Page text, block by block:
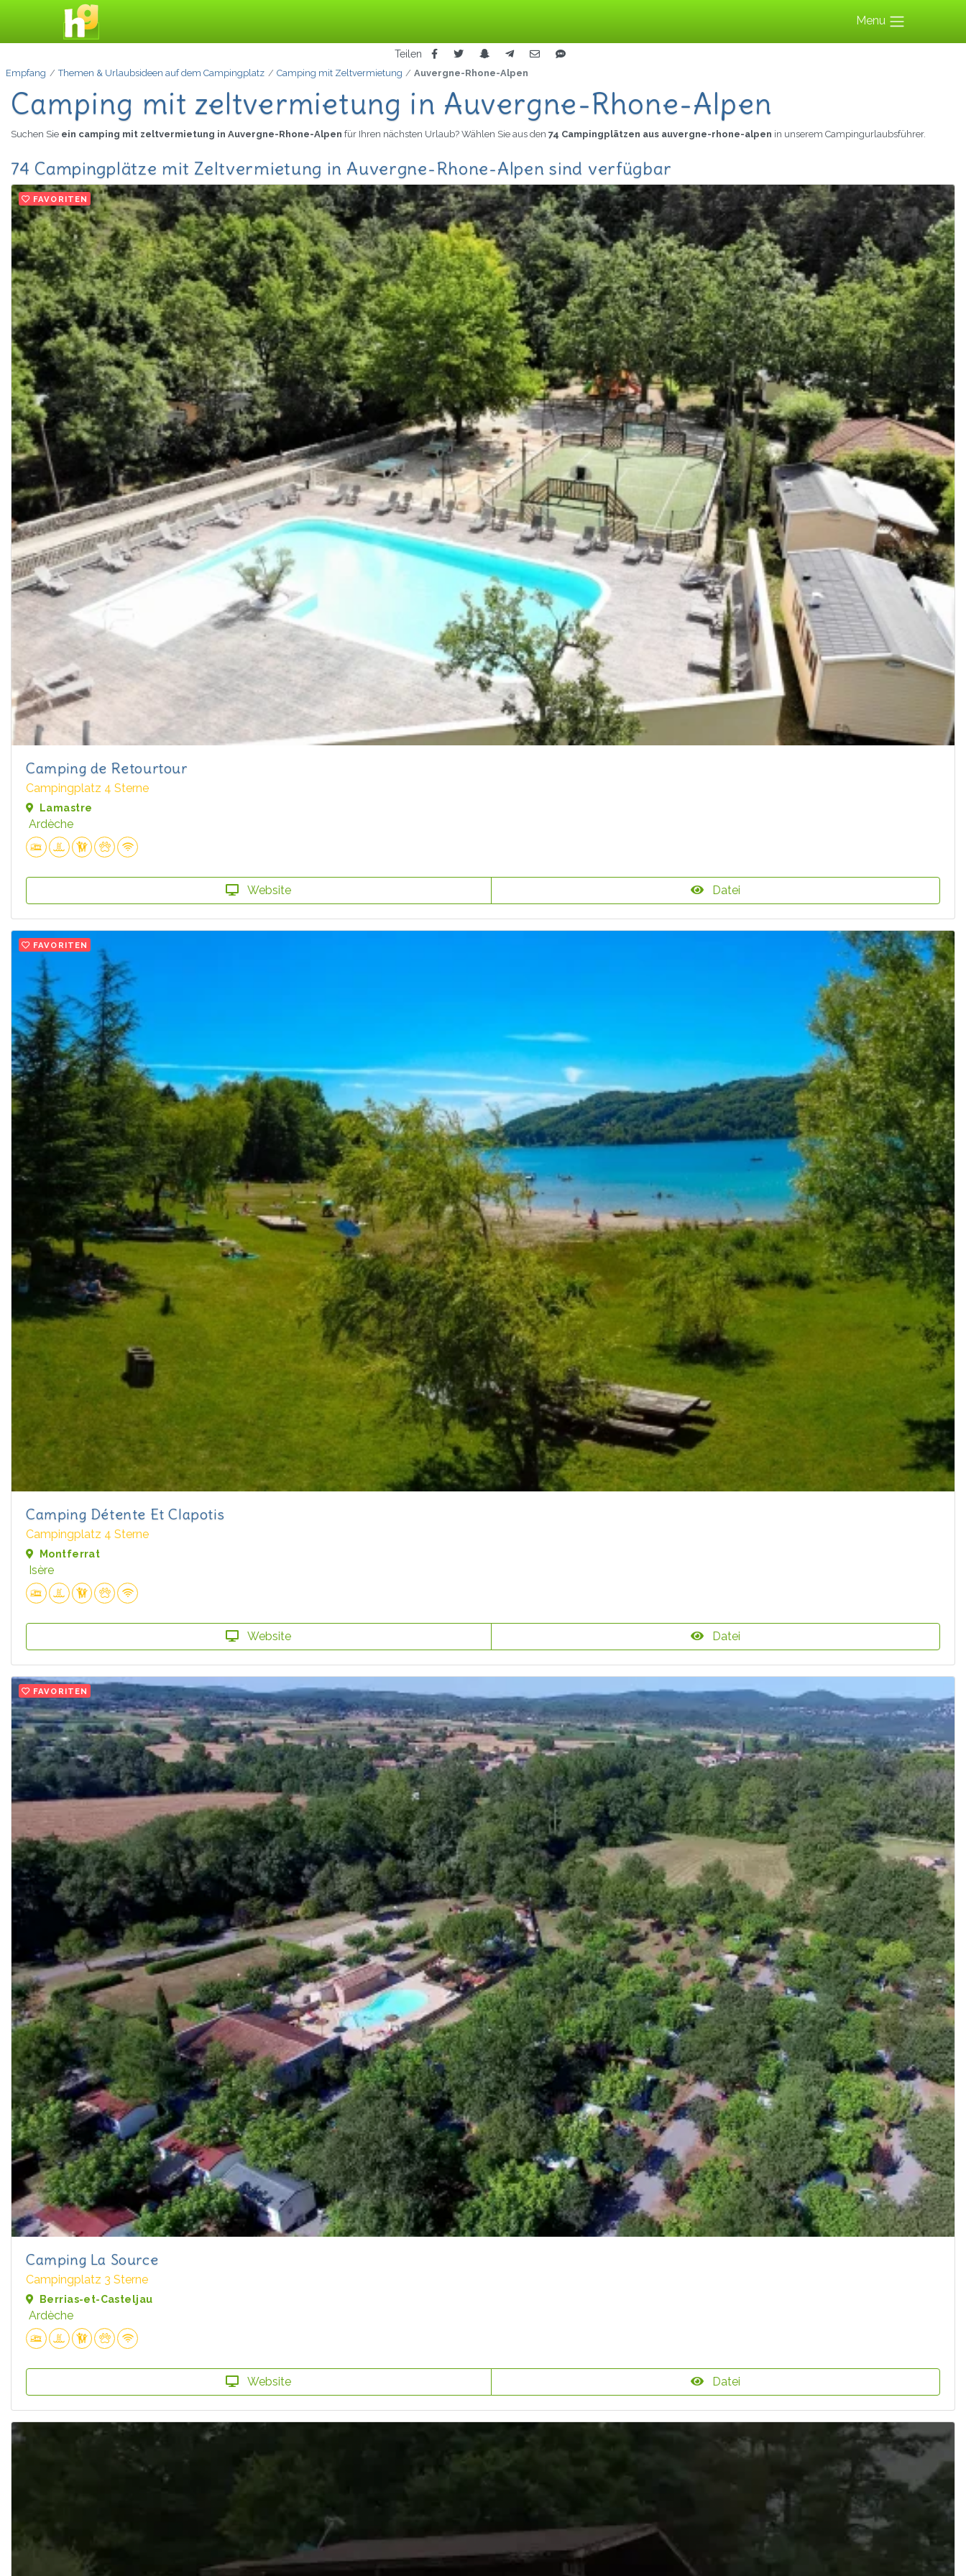
Menu
Teilen
Empfang Themen & Urlaubsideen auf dem Campingplatz Camping mit Zeltvermietung Auvergne-Rhone-Alpen
Camping mit zeltvermietung in Auvergne-Rhone-Alpen
Suchen Sie ein camping mit zeltvermietung in Auvergne-Rhone-Alpen für Ihren nächsten Urlaub? Wählen Sie aus den 74 Campingplätzen aus auvergne-rhone-alpen in unserem Campingurlaubsführer.
74 Campingplätze mit Zeltvermietung in Auvergne-Rhone-Alpen sind verfügbar
FAVORITEN
Camping de Retourtour
Campingplatz 4 Sterne
Lamastre
Ardèche
Website Datei
FAVORITEN
Camping Détente Et Clapotis
Campingplatz 4 Sterne
Montferrat
Isère
Website Datei
FAVORITEN
Camping La Source
Campingplatz 3 Sterne
Berrias-et-Casteljau
Ardèche
Website Datei